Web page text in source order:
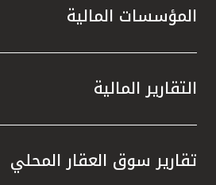
المؤسسات المالية
التقارير المالية
تقارير سوق العقار المحلي